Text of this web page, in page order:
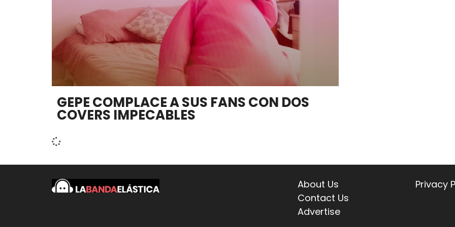
GEPE COMPLACE A SUS FANS CON DOS
COVERS IMPECABLES
About Us
Contact Us
Advertise
Privacy